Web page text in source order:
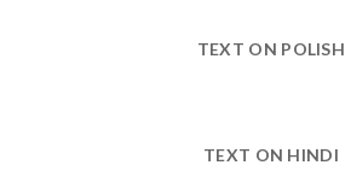
TEXT ON POLISH
TEXT ON HINDI